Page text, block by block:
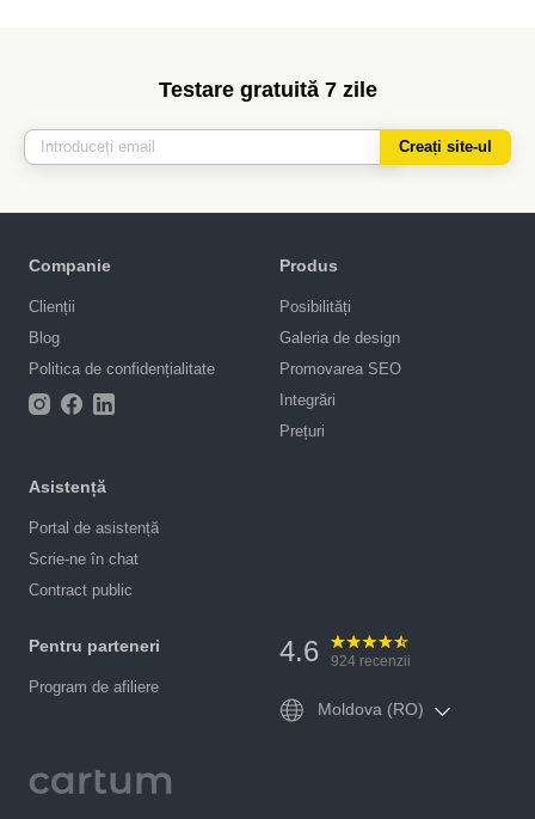
Testare gratuită 7 zile
Creați site-ul
Companie
Clienții
Blog
Politica de confidențialitate
Produs
Posibilități
Galeria de design
Promovarea SEO
Integrări
Prețuri
Asistență
Portal de asistență
Scrie-ne în chat
Contract public
Pentru parteneri
Program de afiliere
4.6 924 recenzii
Moldova (RO)